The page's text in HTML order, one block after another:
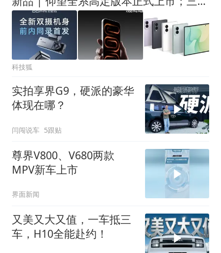
科技狐
实拍享界G9，硬派的豪华
体现在哪？
闫闯说车 5跟贴
尊界V800、V680两款
MPV新车上市
界面新闻
又美又大又值，一车抵三
车，H10全能赴约！